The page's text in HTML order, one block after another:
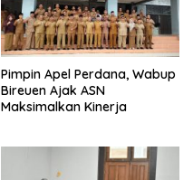
Pimpin Apel Perdana, Wabup
Bireuen Ajak ASN
Maksimalkan Kinerja